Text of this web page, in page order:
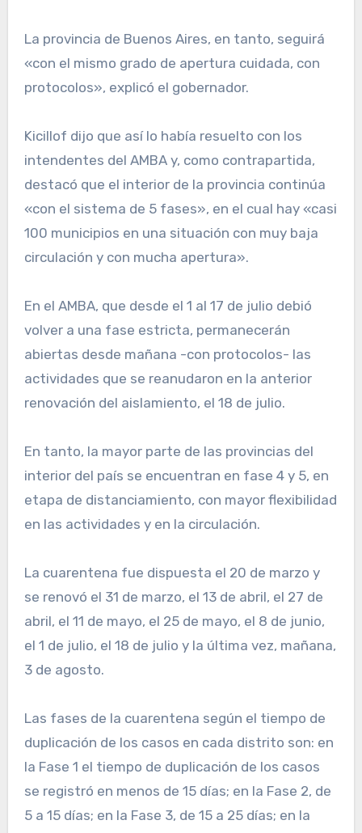
La provincia de Buenos Aires, en tanto, seguirá
«con el mismo grado de apertura cuidada, con
protocolos», explicó el gobernador.
Kicillof dijo que así lo había resuelto con los
intendentes del AMBA y, como contrapartida,
destacó que el interior de la provincia continúa
«con el sistema de 5 fases», en el cual hay «casi
100 municipios en una situación con muy baja
circulación y con mucha apertura».
En el AMBA, que desde el 1 al 17 de julio debió
volver a una fase estricta, permanecerán
abiertas desde mañana -con protocolos- las
actividades que se reanudaron en la anterior
renovación del aislamiento, el 18 de julio.
En tanto, la mayor parte de las provincias del
interior del país se encuentran en fase 4 y 5, en
etapa de distanciamiento, con mayor flexibilidad
en las actividades y en la circulación.
La cuarentena fue dispuesta el 20 de marzo y
se renovó el 31 de marzo, el 13 de abril, el 27 de
abril, el 11 de mayo, el 25 de mayo, el 8 de junio,
el 1 de julio, el 18 de julio y la última vez, mañana,
3 de agosto.
Las fases de la cuarentena según el tiempo de
duplicación de los casos en cada distrito son: en
la Fase 1 el tiempo de duplicación de los casos
se registró en menos de 15 días; en la Fase 2, de
5 a 15 días; en la Fase 3, de 15 a 25 días; en la